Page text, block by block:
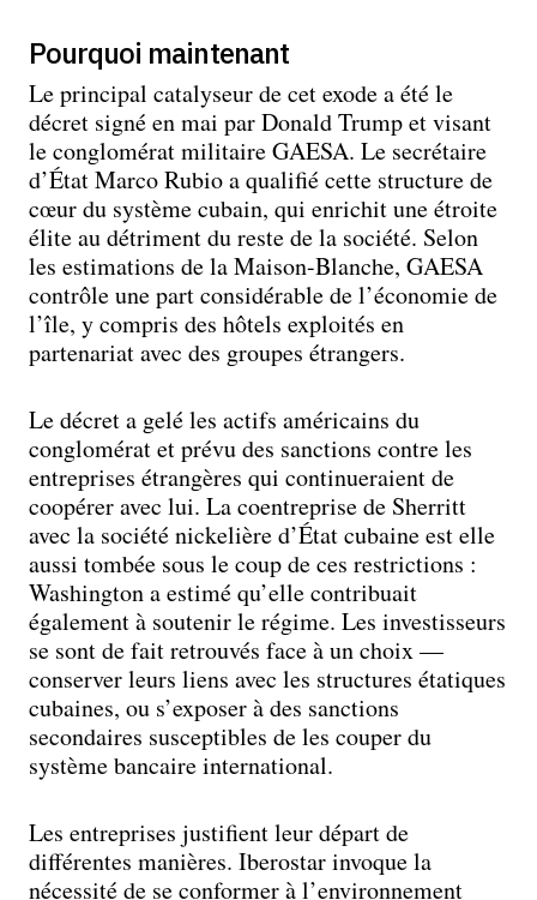
Pourquoi maintenant
Le principal catalyseur de cet exode a été le
décret signé en mai par Donald Trump et visant
le conglomérat militaire GAESA. Le secrétaire
d’État Marco Rubio a qualifié cette structure de
cœur du système cubain, qui enrichit une étroite
élite au détriment du reste de la société. Selon
les estimations de la Maison-Blanche, GAESA
contrôle une part considérable de l’économie de
l’île, y compris des hôtels exploités en
partenariat avec des groupes étrangers.
Le décret a gelé les actifs américains du
conglomérat et prévu des sanctions contre les
entreprises étrangères qui continueraient de
coopérer avec lui. La coentreprise de Sherritt
avec la société nickelière d’État cubaine est elle
aussi tombée sous le coup de ces restrictions :
Washington a estimé qu’elle contribuait
également à soutenir le régime. Les investisseurs
se sont de fait retrouvés face à un choix —
conserver leurs liens avec les structures étatiques
cubaines, ou s’exposer à des sanctions
secondaires susceptibles de les couper du
système bancaire international.
Les entreprises justifient leur départ de
différentes manières. Iberostar invoque la
nécessité de se conformer à l’environnement